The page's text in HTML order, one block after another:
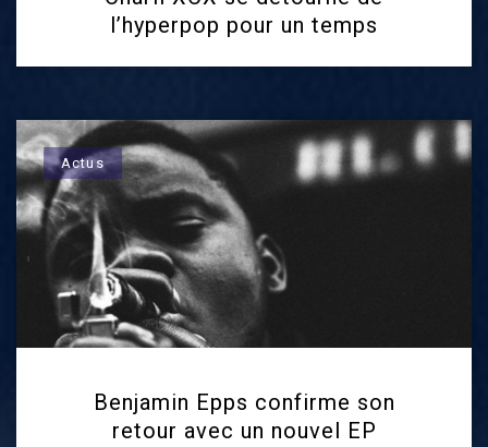
l’hyperpop pour un temps
Actus
Benjamin Epps confirme son
retour avec un nouvel EP